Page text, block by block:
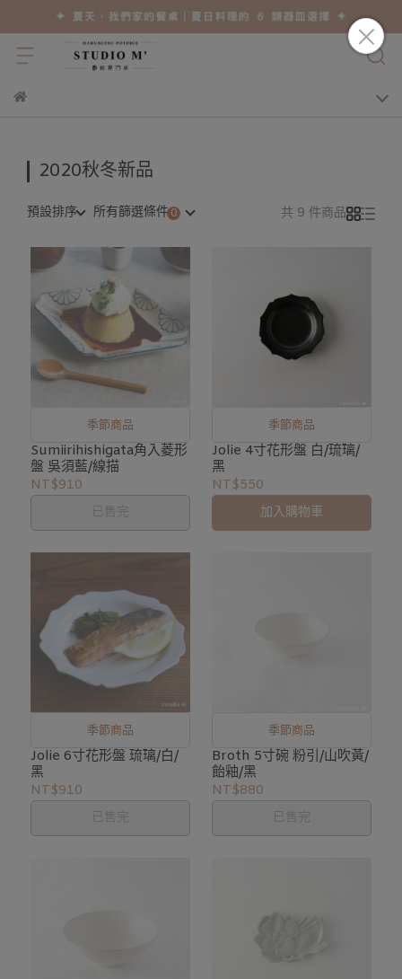
2020秋冬新品
預設排序 所有篩選條件 共 9 件商品
季節商品
Sumiirihishigata角入菱形
盤 吳須藍/線描
NT$910
已售完
季節商品
Jolie 4寸花形盤 白/琉璃/
黑
NT$550
加入購物車
季節商品
Jolie 6寸花形盤 琉璃/白/
黑
NT$910
已售完
季節商品
Broth 5寸碗 粉引/山吹黃/
飴釉/黑
NT$880
已售完